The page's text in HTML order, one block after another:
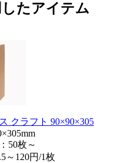
たアイテム
クラフト 90×90×305
50枚～
～120円/1枚